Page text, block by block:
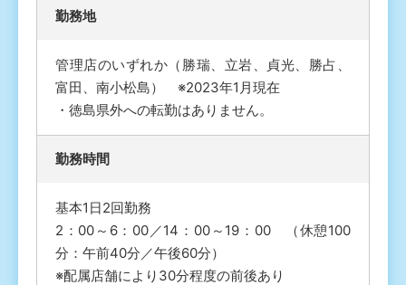
勤務地
管理店のいずれか（勝瑞、立岩、貞光、勝占、
富田、南小松島） ※2023年1月現在
・徳島県外への転勤はありません。
勤務時間
基本1日2回勤務
2：00～6：00／14：00～19：00 （休憩100
分：午前40分／午後60分）
※配属店舗により30分程度の前後あり